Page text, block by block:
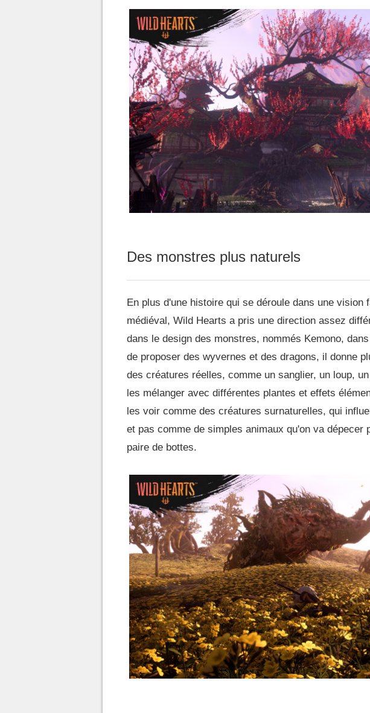
Des monstres plus naturels
En plus d'une histoire qui se déroule dans une vision
médiéval, Wild Hearts a pris une direction assez
dans le design des monstres, nommés Kemono,
de proposer des wyvernes et des dragons, il donne
des créatures réelles, comme un sanglier, un loup,
les mélanger avec différentes plantes et effets
les voir comme des créatures surnaturelles, qui
et pas comme de simples animaux qu'on va dépecer
paire de bottes.